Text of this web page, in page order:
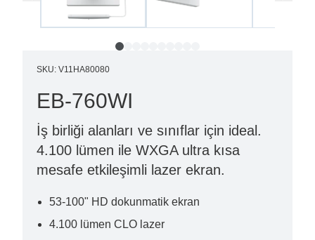
SKU: V11HA80080
EB-760WI
İş birliği alanları ve sınıflar için ideal.
4.100 lümen ile WXGA ultra kısa
mesafe etkileşimli lazer ekran.
53-100" HD dokunmatik ekran
4.100 lümen CLO lazer